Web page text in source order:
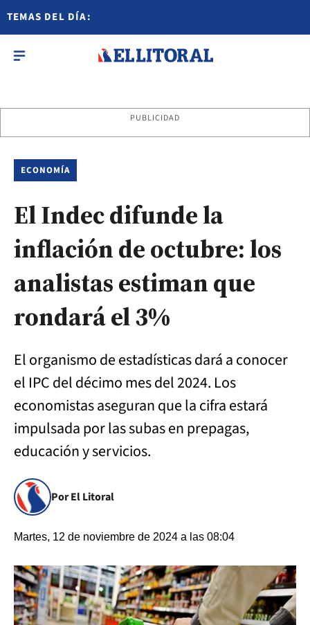
TEMAS DEL DÍA:
PUBLICIDAD
ECONOMÍA
El Indec difunde la
inflación de octubre: los
analistas estiman que
rondará el 3%
El organismo de estadísticas dará a conocer
el IPC del décimo mes del 2024. Los
economistas aseguran que la cifra estará
impulsada por las subas en prepagas,
educación y servicios.
Por El Litoral
Martes, 12 de noviembre de 2024 a las 08:04